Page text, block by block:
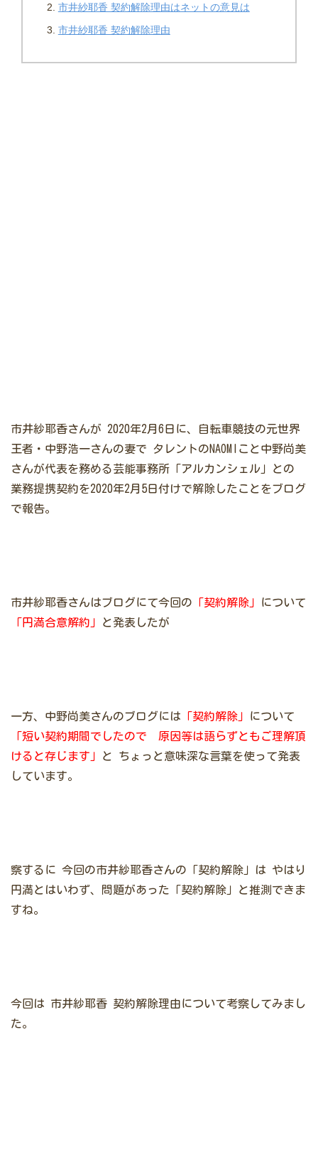
市井紗耶香 契約解除理由はネットの意見は
市井紗耶香 契約解除理由
市井紗耶香さんが 2020年2月6日に、自転車競技の元世界
王者・中野浩一さんの妻で タレントのNAOMIこと中野尚美
さんが代表を務める芸能事務所「アルカンシェル」との
業務提携契約を2020年2月5日付けで解除したことをブログ
で報告。
市井紗耶香さんはブログにて今回の 「契約解除」
について
「円満合意解約」
と発表したが
一方、中野尚美さんのブログには 「契約解除」
について
「短い契約期間でしたので 原因等は語らずともご理解頂
けると存じます」
と
ちょっと意味深な言葉を使って発表
しています。
察するに 今回の市井紗耶香さんの「契約解除」は やはり
円満とはいわず、問題があった「契約解除」と推測できま
すね。
今回は 市井紗耶香 契約解除理由について考察してみまし
た。